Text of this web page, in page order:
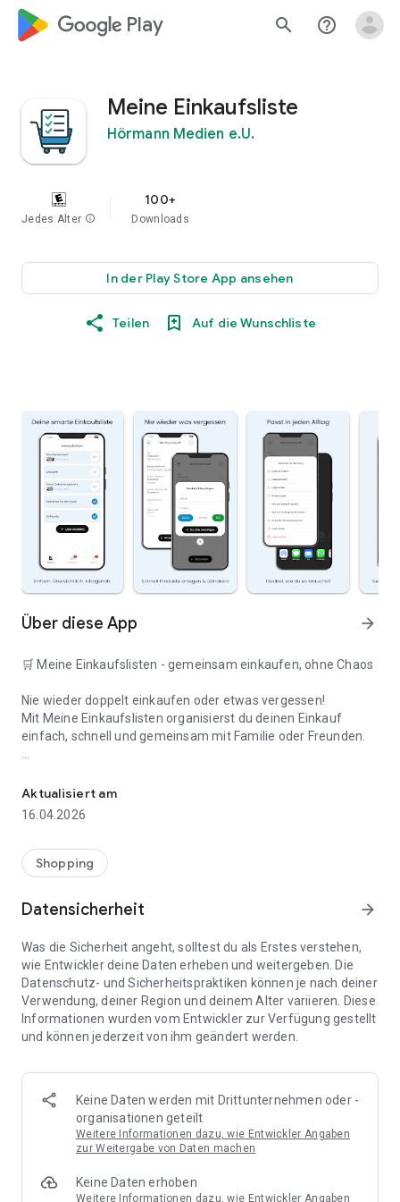
google_logo Play search help_outline
Meine Einkaufsliste
Hörmann Medien e.U.
Jedes Alter info
100+
Downloads
In der Play Store App ansehen
Teilen Auf die Wunschliste
Über diese App arrow_forward
🛒 Meine Einkaufslisten - gemeinsam einkaufen, ohne Chaos
Nie wieder doppelt einkaufen oder etwas vergessen!
Mit Meine Einkaufslisten organisierst du deinen Einkauf
einfach, schnell und gemeinsam mit Familie oder Freunden.
👨‍👩‍👧 Gemeinsame Einkaufslisten in Echtzeit: Alle sehen
⚡ Superschnell & einfach: Liste in Sekunden erstellen und
sofort loslegen.
📱 Immer dabei: Deine Einkaufsliste ist jederzeit auf deinem
🤝 Teilen leicht gemacht: Lade andere ein und erledigt den
Einkauf gemeinsam.
🍳 Zutaten direkt aus Rezepten übernehmen: Importiere
Zutaten von Rezept-Webseiten und verwandle sie
🚀 DEINE VORTEILE IM ALLTAG
* Nie wieder doppelte Einkäufe
* Kein Chaos mehr beim Einkaufen
* Bessere Abstimmung mit Familie & Freunden
* Perfekt für die Essensplanung
Aktualisiert am
16.04.2026
Shopping
Datensicherheit arrow_forward
Was die Sicherheit angeht, solltest du als Erstes verstehen,
wie Entwickler deine Daten erheben und weitergeben. Die
Datenschutz- und Sicherheitspraktiken können je nach deiner
Verwendung, deiner Region und deinem Alter variieren. Diese
Informationen wurden vom Entwickler zur Verfügung gestellt
und können jederzeit von ihm geändert werden.
Keine Daten werden mit Drittunternehmen oder -
organisationen geteilt
Weitere Informationen dazu, wie Entwickler Angaben
zur Weitergabe von Daten machen
Keine Daten erhoben
Weitere Informationen dazu, wie Entwickler Angaben